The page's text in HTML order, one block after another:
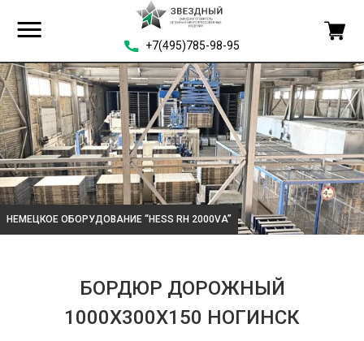
+7(495)785-98-95
НЕМЕЦКОЕ ОБОРУДОВАНИЕ “HESS RH 2000VA”
БОРДЮР ДОРОЖНЫЙ
1000Х300Х150 НОГИНСК